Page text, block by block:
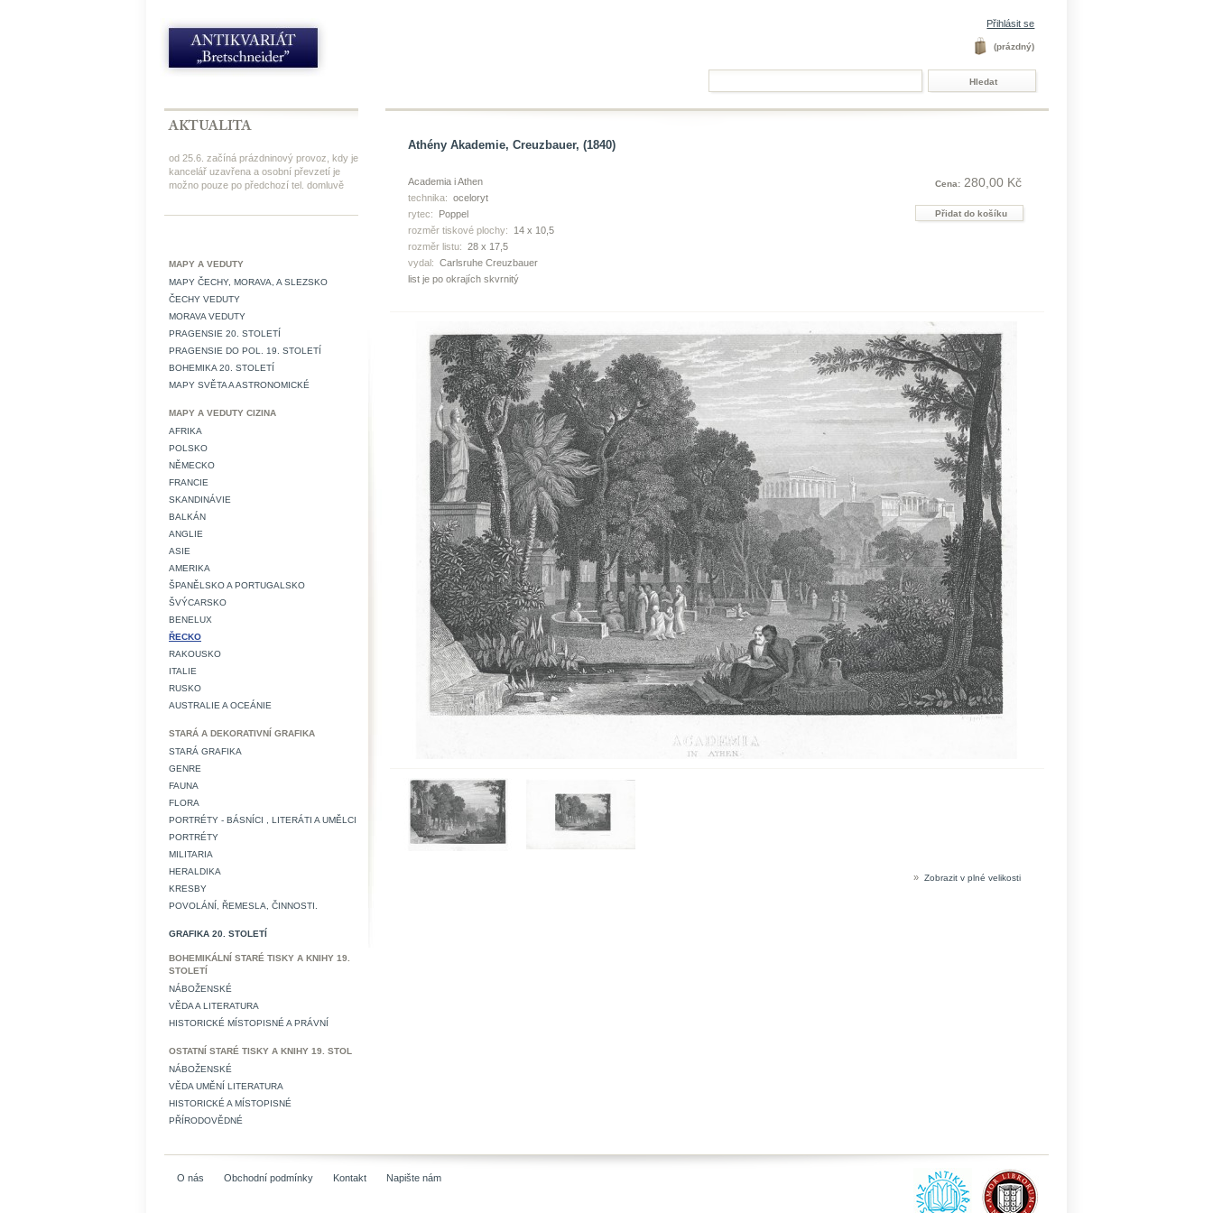
Přihlásit se
(prázdný)
od 25.6. začíná prázdninový provoz, kdy je
kancelář uzavřena a osobní převzetí je
možno pouze po předchozí tel. domluvě
MAPY A VEDUTY
MAPY ČECHY, MORAVA, A SLEZSKO
ČECHY VEDUTY
MORAVA VEDUTY
PRAGENSIE 20. STOLETÍ
PRAGENSIE DO POL. 19. STOLETÍ
BOHEMIKA 20. STOLETÍ
MAPY SVĚTA A ASTRONOMICKÉ
MAPY A VEDUTY CIZINA
AFRIKA
POLSKO
NĚMECKO
FRANCIE
SKANDINÁVIE
BALKÁN
ANGLIE
ASIE
AMERIKA
ŠPANĚLSKO A PORTUGALSKO
ŠVÝCARSKO
BENELUX
ŘECKO
RAKOUSKO
ITALIE
RUSKO
AUSTRALIE A OCEÁNIE
STARÁ A DEKORATIVNÍ GRAFIKA
STARÁ GRAFIKA
GENRE
FAUNA
FLORA
PORTRÉTY - BÁSNÍCI , LITERÁTI A UMĚLCI
PORTRÉTY
MILITARIA
HERALDIKA
KRESBY
POVOLÁNÍ, ŘEMESLA, ČINNOSTI.
GRAFIKA 20. STOLETÍ
BOHEMIKÁLNÍ STARÉ TISKY A KNIHY 19.
STOLETÍ
NÁBOŽENSKÉ
VĚDA A LITERATURA
HISTORICKÉ MÍSTOPISNÉ A PRÁVNÍ
OSTATNÍ STARÉ TISKY A KNIHY 19. STOL
NÁBOŽENSKÉ
VĚDA UMĚNÍ LITERATURA
HISTORICKÉ A MÍSTOPISNÉ
PŘÍRODOVĚDNÉ
Athény Akademie, Creuzbauer, (1840)
Academia i Athen
technika: oceloryt
rytec:
Poppel
rozměr tiskové plochy:
14 x 10,5
rozměr listu: 28 x 17,5
vydal: Carlsruhe Creuzbauer
list je po okrajích skvrnitý
Cena: 280,00 Kč
» Zobrazit v plné velikosti
O nás Obchodní podmínky Kontakt Napište nám